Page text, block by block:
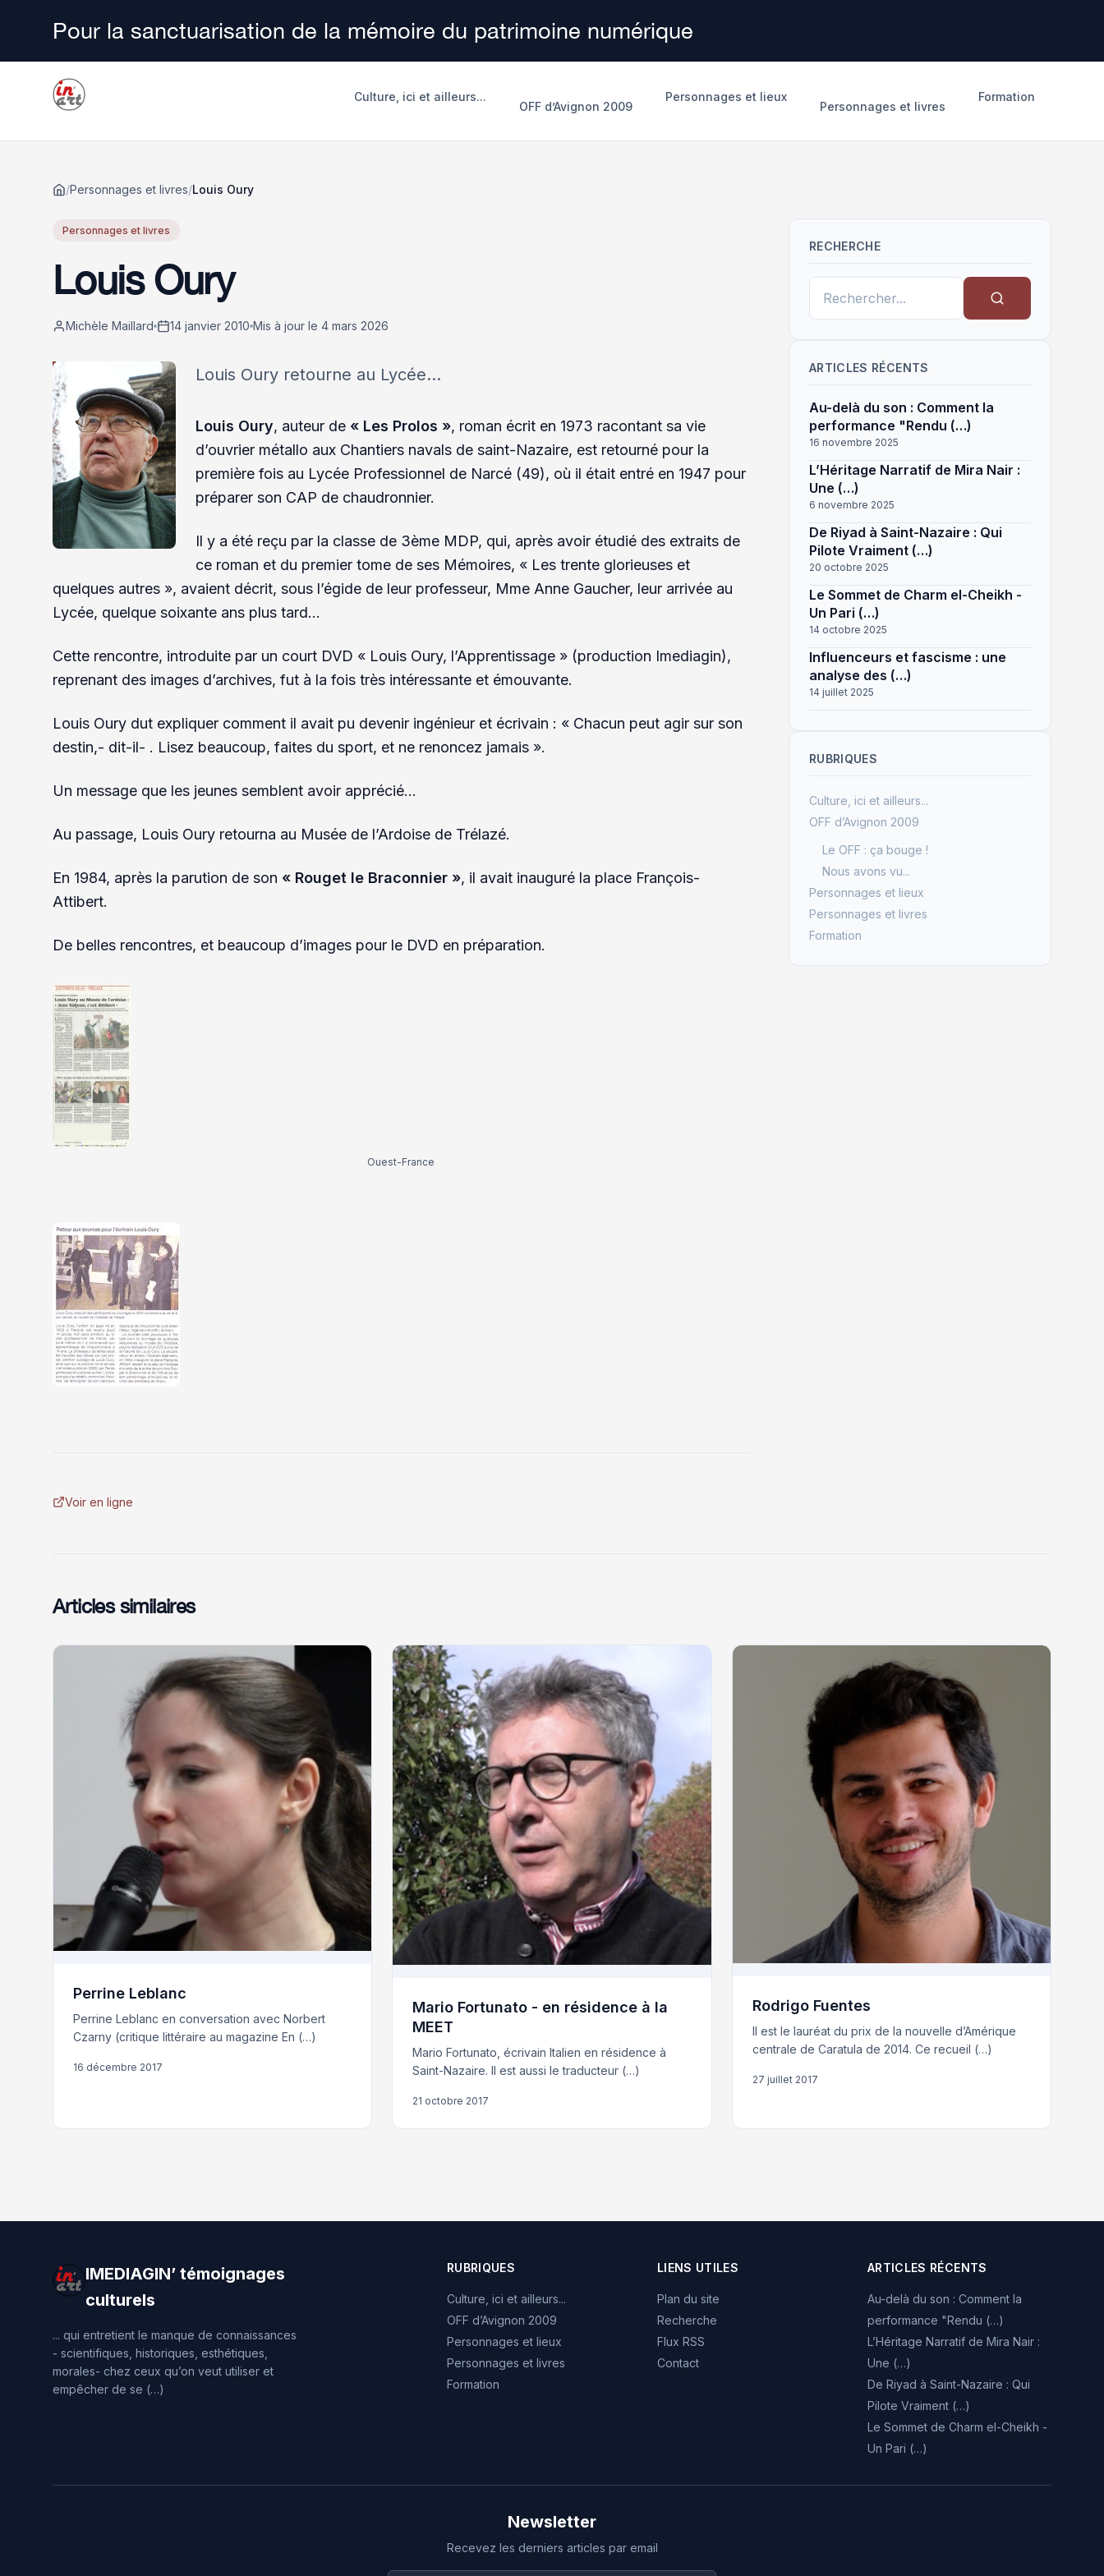
Pour la sanctuarisation de la mémoire du patrimoine numérique
Culture, ici et ailleurs...
OFF d’Avignon 2009
Personnages et lieux
Personnages et livres
Formation
/Personnages et livres/Louis Oury
Personnages et livres
Louis Oury
Michèle Maillard 14 janvier 2010 Mis à jour le 4 mars 2026
Louis Oury retourne au Lycée...
Louis Oury, auteur de « Les Prolos », roman écrit en 1973 racontant sa vie
d’ouvrier métallo aux Chantiers navals de saint-Nazaire, est retourné pour la
première fois au Lycée Professionnel de Narcé (49), où il était entré en 1947 pour
préparer son CAP de chaudronnier.
Il y a été reçu par la classe de 3ème MDP, qui, après avoir étudié des extraits de
ce roman et du premier tome de ses Mémoires, « Les trente glorieuses et
quelques autres », avaient décrit, sous l’égide de leur professeur, Mme Anne Gaucher, leur arrivée au
Lycée, quelque soixante ans plus tard…
Cette rencontre, introduite par un court DVD « Louis Oury, l’Apprentissage » (production Imediagin),
reprenant des images d’archives, fut à la fois très intéressante et émouvante.
Louis Oury dut expliquer comment il avait pu devenir ingénieur et écrivain : « Chacun peut agir sur son
destin,- dit-il- . Lisez beaucoup, faites du sport, et ne renoncez jamais ».
Un message que les jeunes semblent avoir apprécié…
Au passage, Louis Oury retourna au Musée de l’Ardoise de Trélazé.
En 1984, après la parution de son « Rouget le Braconnier », il avait inauguré la place François-
Attibert.
De belles rencontres, et beaucoup d’images pour le DVD en préparation.
Ouest-France
Voir en ligne
RECHERCHE
ARTICLES RÉCENTS
Au-delà du son : Comment la
performance "Rendu (…)
16 novembre 2025
L’Héritage Narratif de Mira Nair :
Une (…)
6 novembre 2025
De Riyad à Saint-Nazaire : Qui
Pilote Vraiment (…)
20 octobre 2025
Le Sommet de Charm el-Cheikh -
Un Pari (…)
14 octobre 2025
Influenceurs et fascisme : une
analyse des (…)
14 juillet 2025
RUBRIQUES
Culture, ici et ailleurs...
OFF d’Avignon 2009
Le OFF : ça bouge !
Nous avons vu...
Personnages et lieux
Personnages et livres
Formation
Articles similaires
Perrine Leblanc
Perrine Leblanc en conversation avec Norbert
Czarny (critique littéraire au magazine En (…)
16 décembre 2017
Mario Fortunato - en résidence à la
MEET
Mario Fortunato, écrivain Italien en résidence à
Saint-Nazaire. Il est aussi le traducteur (…)
21 octobre 2017
Rodrigo Fuentes
Il est le lauréat du prix de la nouvelle d’Amérique
centrale de Caratula de 2014. Ce recueil (…)
27 juillet 2017
IMEDIAGIN’ témoignages
culturels
... qui entretient le manque de connaissances
- scientifiques, historiques, esthétiques,
morales- chez ceux qu’on veut utiliser et
empêcher de se (…)
RUBRIQUES
Culture, ici et ailleurs...
OFF d’Avignon 2009
Personnages et lieux
Personnages et livres
Formation
LIENS UTILES
Plan du site
Recherche
Flux RSS
Contact
ARTICLES RÉCENTS
Au-delà du son : Comment la
performance "Rendu (…)
L’Héritage Narratif de Mira Nair :
Une (…)
De Riyad à Saint-Nazaire : Qui
Pilote Vraiment (…)
Le Sommet de Charm el-Cheikh -
Un Pari (…)
Newsletter
Recevez les derniers articles par email